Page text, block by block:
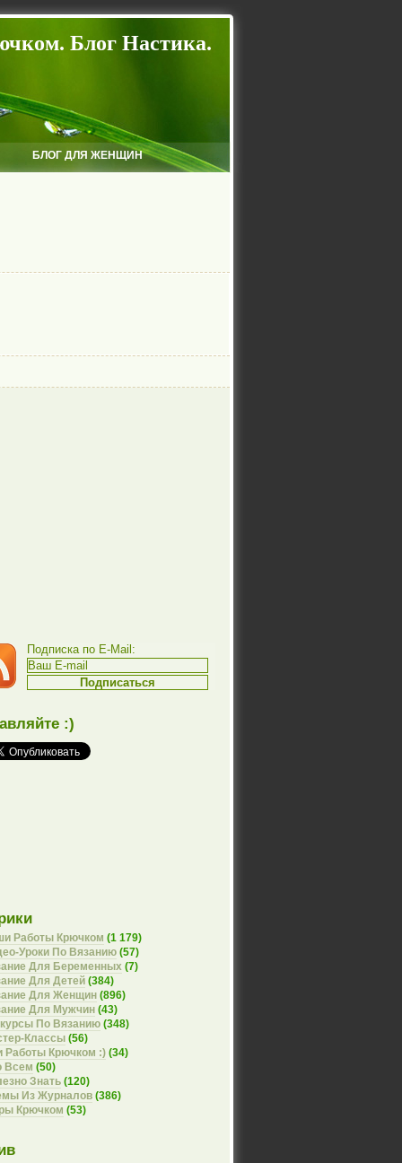
Блог Настика.
БЛОГ ДЛЯ ЖЕНЩИН
Подписка по E-Mail:
:)
Работы Крючком (1 179)
Уроки По Вязанию (57)
Для Беременных (7)
Для Детей (384)
Для Женщин (896)
Для Мужчин (43)
По Вязанию (348)
Классы (56)
Работы Крючком :) (34)
Всем (50)
Знать (120)
Из Журналов (386)
Крючком (53)